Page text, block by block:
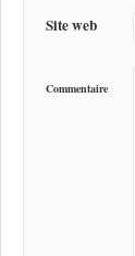
Site web
Commentaire